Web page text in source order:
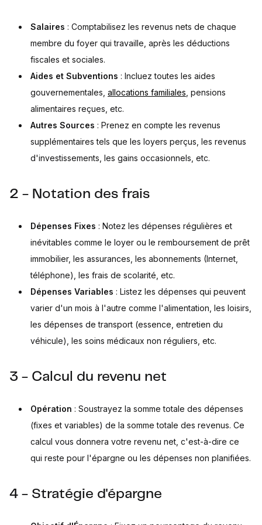
Salaires : Comptabilisez les revenus nets de chaque
membre du foyer qui travaille, après les déductions
fiscales et sociales.
Aides et Subventions : Incluez toutes les aides
gouvernementales, allocations familiales , pensions
alimentaires reçues, etc.
Autres Sources : Prenez en compte les revenus
supplémentaires tels que les loyers perçus, les revenus
d'investissements, les gains occasionnels, etc.
2 - Notation des frais
Dépenses Fixes : Notez les dépenses régulières et
inévitables comme le loyer ou le remboursement de prêt
immobilier, les assurances, les abonnements (Internet,
téléphone), les frais de scolarité, etc.
Dépenses Variables : Listez les dépenses qui peuvent
varier d'un mois à l'autre comme l'alimentation, les loisirs,
les dépenses de transport (essence, entretien du
véhicule), les soins médicaux non réguliers, etc.
3 - Calcul du revenu net
Opération : Soustrayez la somme totale des dépenses
(fixes et variables) de la somme totale des revenus. Ce
calcul vous donnera votre revenu net, c'est-à-dire ce
qui reste pour l'épargne ou les dépenses non planifiées.
4 - Stratégie d'épargne